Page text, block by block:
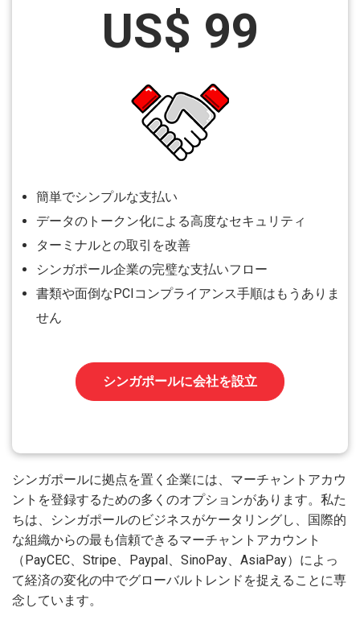
US$ 99
簡単でシンプルな支払い
データのトークン化による高度なセキュリティ
ターミナルとの取引を改善
シンガポール企業の完璧な支払いフロー
書類や面倒なPCIコンプライアンス手順はもうありま
せん
シンガポールに会社を設立
シンガポールに拠点を置く企業には、マーチャントアカウ
ントを登録するための多くのオプションがあります。私た
ちは、シンガポールのビジネスがケータリングし、国際的
な組織からの最も信頼できるマーチャントアカウント
（PayCEC、Stripe、Paypal、SinoPay、AsiaPay）によっ
て経済の変化の中でグローバルトレンドを捉えることに専
念しています。